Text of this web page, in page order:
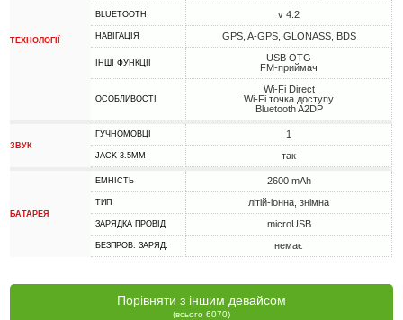
ТЕХНОЛОГІЇ
BLUETOOTH v 4.2
НАВІГАЦІЯ GPS, A-GPS, GLONASS, BDS
ІНШІ ФУНКЦІЇ
USB OTG
FM-приймач
ОСОБЛИВОСТІ
Wi-Fi Direct
Wi-Fi точка доступу
Bluetooth A2DP
ЗВУК
ГУЧНОМОВЦІ 1
JACK 3.5MM так
БАТАРЕЯ
ЕМНІСТЬ 2600 mAh
ТИП літій-іонна, знімна
ЗАРЯДКА ПРОВІД microUSB
БЕЗПРОВ. ЗАРЯД. немає
Порівняти з іншим девайсом
(всього 6070)